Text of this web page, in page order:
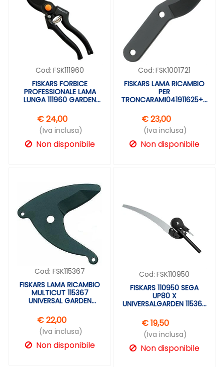
Cod: FSK111960
FISKARS FORBICE
PROFESSIONALE LAMA
LUNGA 111960 GARDEN
€ 24,00
(Iva inclusa)
Non disponibile
Cod: FSK1001721
FISKARS LAMA RICAMBIO
PER
€ 23,00
(Iva inclusa)
Non disponibile
Cod: FSK115367
FISKARS LAMA RICAMBIO
MULTICUT 115367
UNIVERSAL GARDEN
€ 22,00
(Iva inclusa)
Non disponibile
Cod: FSK110950
FISKARS 110950 SEGA
UP80 X
UNIVERSALGARDEN 115360
€ 19,50
(Iva inclusa)
Non disponibile